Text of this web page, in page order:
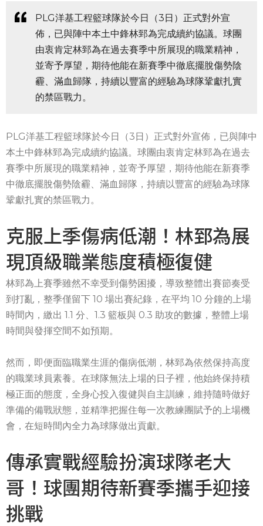
PLG洋基工程籃球隊於今日（3日）正式對外宣
佈，已與陣中本土中鋒林郅為完成續約協議。球團
由衷肯定林郅為在過去賽季中所展現的職業精神，
並寄予厚望，期待他能在新賽季中徹底擺脫傷勢陰
霾、滿血歸隊，持續以豐富的經驗為球隊鞏獻扎實
的禁區戰力。
PLG洋基工程籃球隊於今日（3日）正式對外宣佈，已與陣中
本土中鋒林郅為完成續約協議。球團由衷肯定林郅為在過去
賽季中所展現的職業精神，並寄予厚望，期待他能在新賽季
中徹底擺脫傷勢陰霾、滿血歸隊，持續以豐富的經驗為球隊
鞏獻扎實的禁區戰力。
克服上季傷病低潮！林郅為展
現頂級職業態度積極復健
林郅為上賽季雖然不幸受到傷勢困擾，導致整體出賽節奏受
到打亂，整季僅留下 10 場出賽紀錄，在平均 10 分鐘的上場
時間內，繳出 1.1 分、1.3 籃板與 0.3 助攻的數據，整體上場
時間與發揮空間不如預期。
然而，即便面臨職業生涯的傷病低潮，林郅為依然保持高度
的職業球員素養。在球隊無法上場的日子裡，他始終保持積
極正面的態度，全身心投入復健與自主訓練，維持隨時做好
準備的備戰狀態，並精準把握住每一次教練團賦予的上場機
會，在短時間內全力為球隊做出貢獻。
傳承實戰經驗扮演球隊老大
哥！球團期待新賽季攜手迎接
挑戰